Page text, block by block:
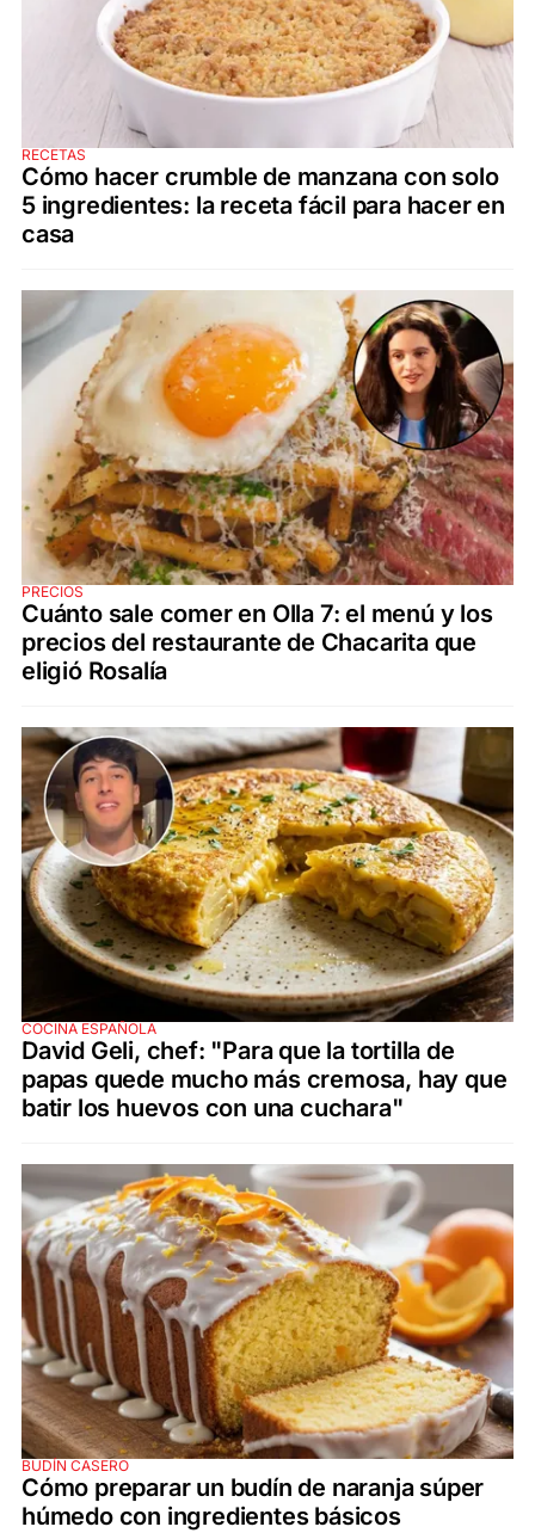
RECETAS
Cómo hacer crumble de manzana con solo
5 ingredientes: la receta fácil para hacer en
casa
PRECIOS
Cuánto sale comer en Olla 7: el menú y los
precios del restaurante de Chacarita que
eligió Rosalía
COCINA ESPAÑOLA
David Geli, chef: "Para que la tortilla de
papas quede mucho más cremosa, hay que
batir los huevos con una cuchara"
BUDÍN CASERO
Cómo preparar un budín de naranja súper
húmedo con ingredientes básicos